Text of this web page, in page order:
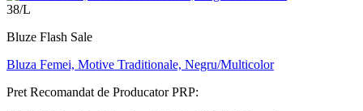
38/L
Bluze Flash Sale
Bluza Femei, Motive Traditionale, Negru/Multicolor
Pret Recomandat de ProducatorPRP: